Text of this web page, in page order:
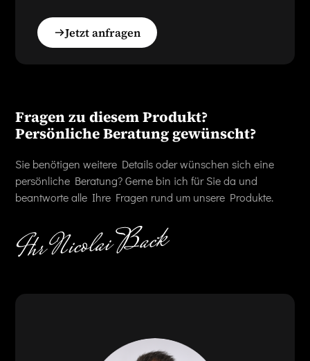
Jetzt anfragen
Fragen zu diesem Produkt?
Persönliche Beratung gewünscht?
Sie benötigen weitere Details oder wünschen sich eine
persönliche Beratung? Gerne bin ich für Sie da und
beantworte alle Ihre Fragen rund um unsere Produkte.